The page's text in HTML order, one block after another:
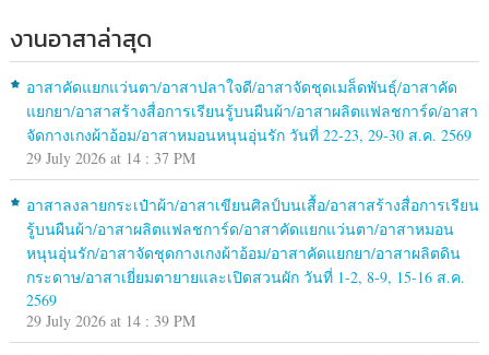
งานอาสาล่าสุด
อาสาคัดแยกแว่นตา/อาสาปลาใจดี/อาสาจัดชุดเมล็ดพันธุ์/อาสาคัด
แยกยา/อาสาสร้างสื่อการเรียนรู้บนผืนผ้า/อาสาผลิตแฟลชการ์ด/อาสา
จัดกางเกงผ้าอ้อม/อาสาหมอนหนุนอุ่นรัก วันที่ 22-23, 29-30 ส.ค. 2569
29 July 2026 at 14 : 37 PM
อาสาลงลายกระเป๋าผ้า/อาสาเขียนศิลป์บนเสื้อ/อาสาสร้างสื่อการเรียน
รู้บนผืนผ้า/อาสาผลิตแฟลชการ์ด/อาสาคัดแยกแว่นตา/อาสาหมอน
หนุนอุ่นรัก/อาสาจัดชุดกางเกงผ้าอ้อม/อาสาคัดแยกยา/อาสาผลิตดิน
กระดาษ/อาสาเยี่ยมตายายและเปิดสวนผัก วันที่ 1-2, 8-9, 15-16 ส.ค.
2569
29 July 2026 at 14 : 39 PM